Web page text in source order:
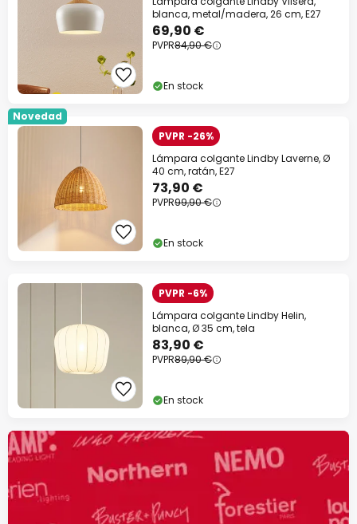
blanca, metal/madera, 26 cm, E27
69,90 €
PVPR84,90 €
En stock
Novedad
PVPR -26%
Lámpara colgante Lindby Laverne, Ø
40 cm, ratán, E27
73,90 €
PVPR99,90 €
En stock
PVPR -6%
Lámpara colgante Lindby Helin,
blanca, Ø 35 cm, tela
83,90 €
PVPR89,90 €
En stock